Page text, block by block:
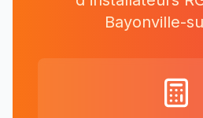
Bayonville-